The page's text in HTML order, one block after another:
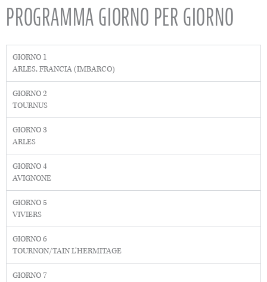
PROGRAMMA GIORNO PER GIORNO
GIORNO 1
ARLES, FRANCIA (IMBARCO)
GIORNO 2
TOURNUS
GIORNO 3
ARLES
GIORNO 4
AVIGNONE
GIORNO 5
VIVIERS
GIORNO 6
TOURNON/TAIN L’HERMITAGE
GIORNO 7